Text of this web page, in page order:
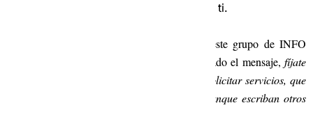
o cualquier información de interés para ti.
Debes saber que si recibes un mensaje en este grupo de INFO
debes responder al administrador que ha enviado el mensaje, fíjate
que es diferente al grupo delos gripos para solicitar servicios, que
siempre debes responder a la Operadora, aunque escriban otros